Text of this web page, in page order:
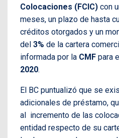
Colocaciones (FCIC) con
meses, un plazo de hasta
créditos otorgados y un
del 3% de la cartera
informada por la CMF para
2020.
El BC puntualizó que se
adicionales de préstamo,
al incremento de las
entidad respecto de su